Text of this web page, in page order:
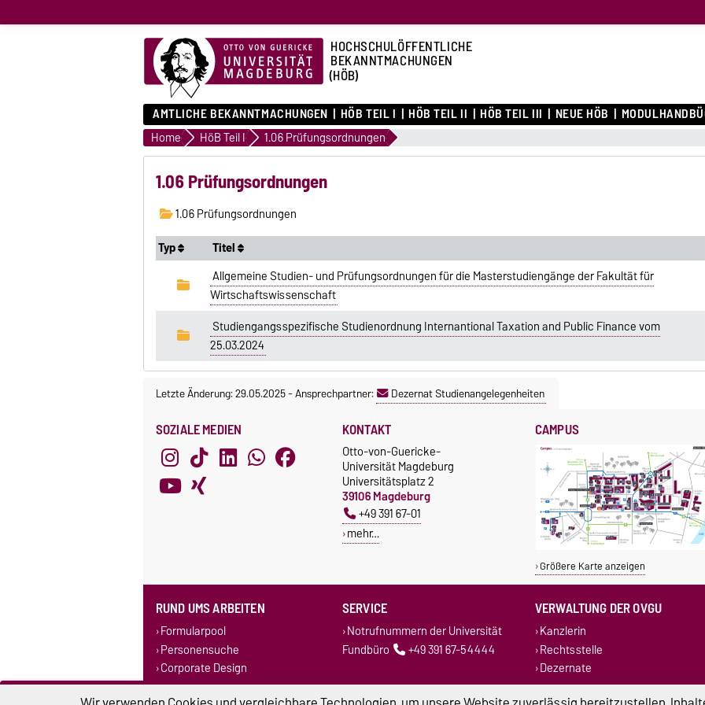
HOCHSCHULÖFFENTLICHE
BEKANNTMACHUNGEN
(HÖB)
AMTLICHE BEKANNTMACHUNGEN HÖB TEIL I HÖB TEIL II HÖB TEIL III NEUE HÖB
Home HöB Teil I 1.06 Prüfungsordnungen
1.06 Prüfungsordnungen
1.06 Prüfungsordnungen
Typ
Titel
Allgemeine Studien- und Prüfungsordnungen für die Masterstudiengänge der Fakultät für
Wirtschaftswissenschaft
Studiengangsspezifische Studienordnung Internantional Taxation and Public Finance vom
25.03.2024
Letzte Änderung: 29.05.2025-Ansprechpartner: Dezernat Studienangelegenheiten
SOZIALE MEDIEN KONTAKT
Otto-von-Guericke-
Universität Magdeburg
Universitätsplatz 2
39106 Magdeburg
+49 391 67-01
mehr…
CAMPUS
Größere Karte anzeigen
RUND UMS ARBEITEN
Formularpool
Personensuche
Corporate Design
Stellenausschreibungen
SERVICE
Notrufnummern der Universität
Fundbüro
+49 391 67-54444
VERWALTUNG DER OVGU
Kanzlerin
Rechtsstelle
Dezernate